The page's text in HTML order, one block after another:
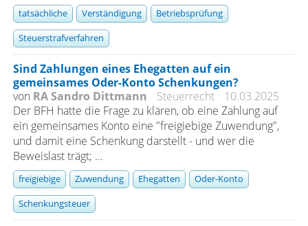
tatsächliche Verständigung Betriebsprüfung
Steuerstrafverfahren
Sind Zahlungen eines Ehegatten auf ein
gemeinsames Oder-Konto Schenkungen?
von RA Sandro Dittmann Steuerrecht
10.03.2025
Der BFH hatte die Frage zu klären, ob eine Zahlung auf
ein gemeinsames Konto eine "freigiebige Zuwendung",
und damit eine Schenkung darstellt - und wer die
Beweislast trägt; ...
freigiebige Zuwendung Ehegatten Oder-Konto
Schenkungsteuer